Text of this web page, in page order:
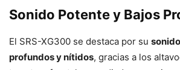
Sonido Potente y Bajos
El SRS-XG300 se destaca por su
profundos y nítidos, gracias a los